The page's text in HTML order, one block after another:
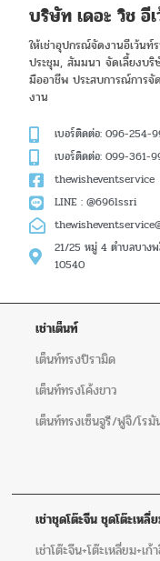
บริษัท เดอะ วิช อี
ให้เช่าอุปกรณ์จัดงานอีเว้น
ประชุม, สัมมนา จัดเลี้ยงบ
มืออาชีพ ประสบการณ์การจั
งาน
เบอร์ติดต่อ: 096-254-
เบอร์ติดต่อ: 099-361-
thewisheventservice
LINE : @696lssri
21/25 หมู่ 4 ตำบลบางพ
10540
เช่าเต็นท์
เต็นท์ทรงปิรามิด
เต็นท์ทรงโค้งขาว
เต็นท์ทรงเซ็นจูรี/ฟูจิ/โรมั
เช่าชุดโต๊ะจีน ชุดโต๊ะเหลี่
เช่าโต๊ะจีน+โต๊ะเหลี่ยม+เก้